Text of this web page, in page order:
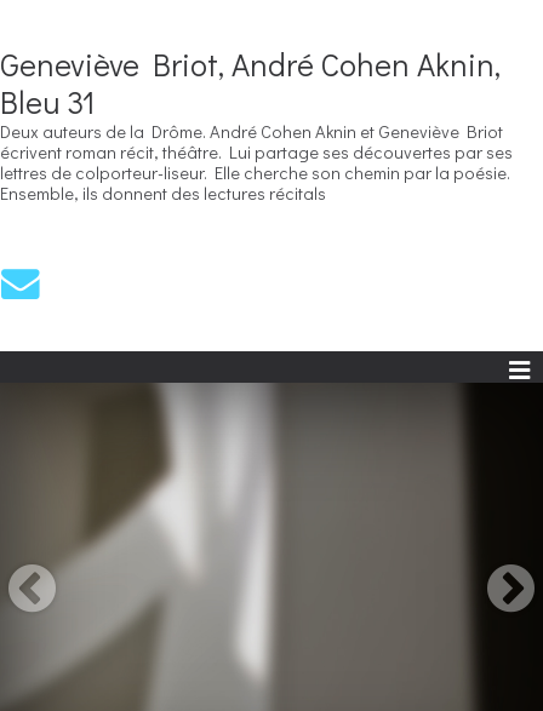
Geneviève Briot, André Cohen Aknin,
Bleu 31
Deux auteurs de la Drôme. André Cohen Aknin et Geneviève Briot
écrivent roman récit, théâtre. Lui partage ses découvertes par ses
lettres de colporteur-liseur. Elle cherche son chemin par la poésie.
Ensemble, ils donnent des lectures récitals